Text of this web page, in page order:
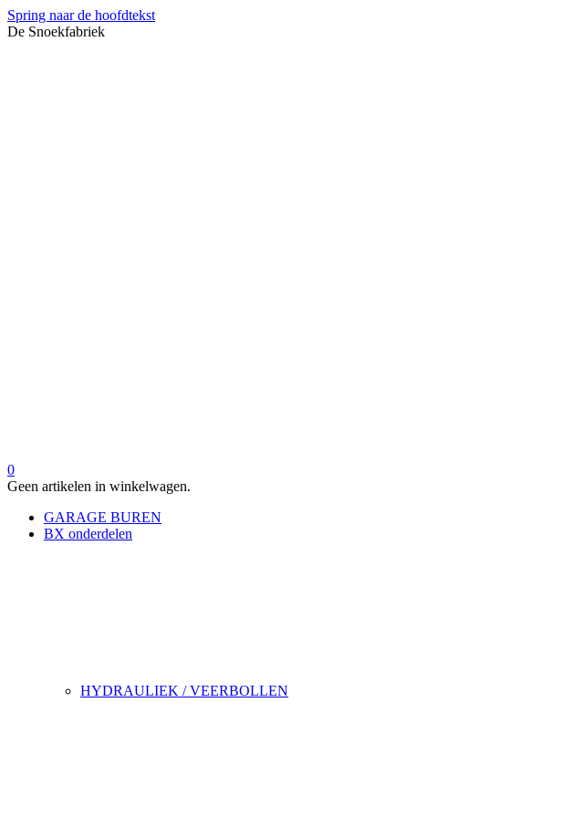
Spring naar de hoofdtekst
De Snoekfabriek
0
Geen artikelen in winkelwagen.
GARAGE BUREN
BX onderdelen
HYDRAULIEK / VEERBOLLEN